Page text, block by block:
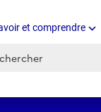
et comprendre
par mots clés